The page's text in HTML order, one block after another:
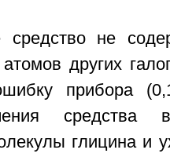
средство не
других
прибора
глицина и